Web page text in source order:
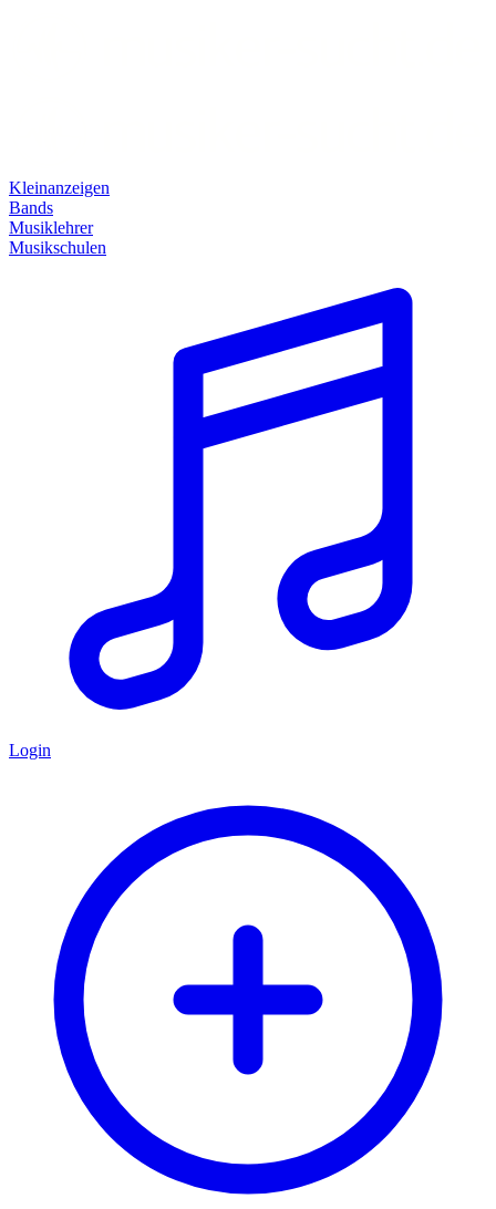
Kleinanzeigen
Bands
Musiklehrer
Musikschulen
Login